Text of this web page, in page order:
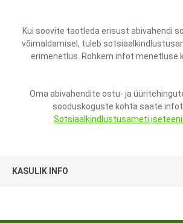
Kui soovite taotleda erisust abivahendi
võimaldamisel, tuleb
erimenetlus. Rohkem infot menetluse
Oma abivahendite ostu- ja
sooduskoguste kohta saate
Sotsiaalkindlustusameti
KASULIK INFO